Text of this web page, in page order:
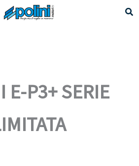
E-P3+ SERIE